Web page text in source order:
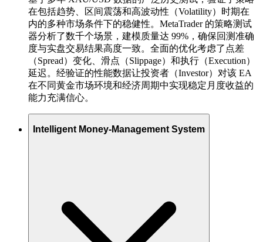
在包括趋势、区间震荡和高波动性（Volatility）时期在
内的多种市场条件下的稳健性。MetaTrader 的策略测试
器分析了数千个场景，建模质量达 99%，确保回测准确
度与实盘交易结果高度一致。全面的优化考虑了点差
（Spread）变化、滑点（Slippage）和执行（Execution）
延迟。经验证的性能数据让投资者（Investor）对该 EA
在不同黄金市场环境和经济周期中实现稳定月度收益的
能力充满信心。
Intelligent Money-Management System